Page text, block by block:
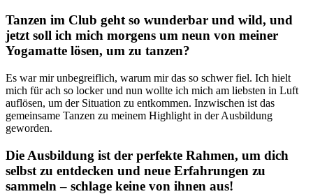
Tanzen im Club geht so wunderbar und wild, und
jetzt soll ich mich morgens um neun von meiner
Yogamatte lösen, um zu tanzen?
Es war mir unbegreiflich, warum mir das so schwer fiel. Ich hielt
mich für ach so locker und nun wollte ich mich am liebsten in Luft
auflösen, um der Situation zu entkommen. Inzwischen ist das
gemeinsame Tanzen zu meinem Highlight in der Ausbildung
geworden.
Die Ausbildung ist der perfekte Rahmen, um dich
selbst zu entdecken und neue Erfahrungen zu
sammeln – schlage keine von ihnen aus!